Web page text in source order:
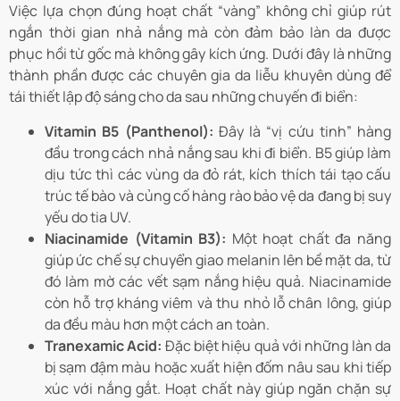
Việc lựa chọn đúng hoạt chất “vàng” không chỉ giúp rút
ngắn thời gian nhả nắng mà còn đảm bảo làn da được
phục hồi từ gốc mà không gây kích ứng. Dưới đây là những
thành phần được các chuyên gia da liễu khuyên dùng để
tái thiết lập độ sáng cho da sau những chuyến đi biển:
Vitamin B5 (Panthenol): Đây là “vị cứu tinh” hàng
đầu trong cách nhả nắng sau khi đi biển. B5 giúp làm
dịu tức thì các vùng da đỏ rát, kích thích tái tạo cấu
trúc tế bào và củng cố hàng rào bảo vệ da đang bị suy
yếu do tia UV.
Niacinamide (Vitamin B3): Một hoạt chất đa năng
giúp ức chế sự chuyển giao melanin lên bề mặt da, từ
đó làm mờ các vết sạm nắng hiệu quả. Niacinamide
còn hỗ trợ kháng viêm và thu nhỏ lỗ chân lông, giúp
da đều màu hơn một cách an toàn.
Tranexamic Acid: Đặc biệt hiệu quả với những làn da
bị sạm đậm màu hoặc xuất hiện đốm nâu sau khi tiếp
xúc với nắng gắt. Hoạt chất này giúp ngăn chặn sự